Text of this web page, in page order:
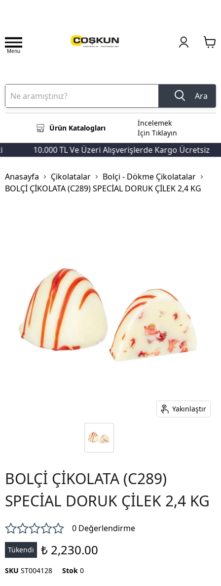
Menu
Ara
Ürün Katalogları
İncelemek
İçin Tıklayın
10.000 TL Ve Üzeri Alışverişlerde Kargo Ücretsiz
Anasayfa Çikolatalar
Bolçi - Dökme Çikolatalar
BOLÇİ ÇİKOLATA (C289) SPECİAL DORUK ÇİLEK 2,4 KG
Yakınlaştır
BOLÇİ ÇİKOLATA (C289)
SPECİAL DORUK ÇİLEK 2,4 KG
0 Değerlendirme
Tükendi ₺ 2,230.00
SKU ST004128 Stok 0